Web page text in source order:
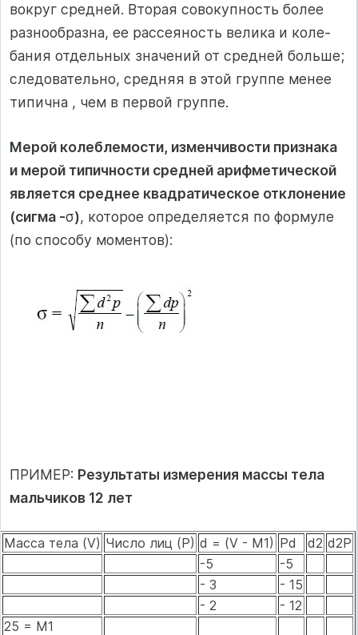
вокруг средней. Вторая совокупность более
разнообразна, ее рассеяность велика и коле-
бания отдельных значений от средней больше;
следовательно, средняя в этой группе менее
типична , чем в первой группе.
Мерой колеблемости, изменчивости признака
и мерой типичности средней арифметической
является среднее квадратическое отклонение
(сигма -σ), которое определяется по формуле
(по способу моментов):
ПРИМЕР: Результаты измерения массы тела
мальчиков 12 лет
Масса тела (V) Число лиц (Р) d = (V - M1) Pd d2 d2P
-5
-5
- 3
- 15
- 2
- 12
25 = M1